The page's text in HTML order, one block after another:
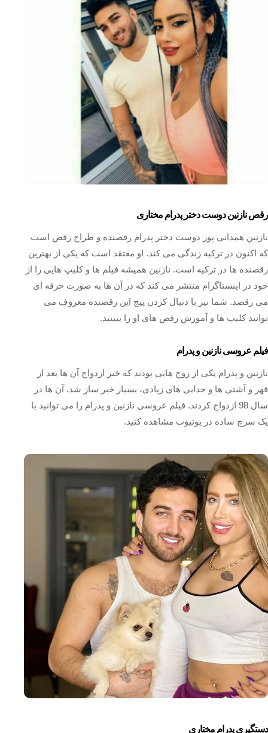
رقص نازنین دوست دختر پدرام مختاری
نازنین همدانی پور دوست دختر پدرام رقصنده و طراح رقص است
که اکنون در ترکیه زندگی می کند. او معتقد است که یکی از بهترین
رقصنده ها در ترکیه است. نازنین همیشه فیلم ها و کلیپ هایی را از
خود در اینستاگرام منتشر می کند که در آن ها به صورت حرفه ای
می رقصد. شما نیز با دنبال کردن پیج این رقصنده معروف می
توانید کلیپ ها و آموزش رقص های او را ببینید.
فیلم عروسی نازنین و پدرام
نازنین و پدرام یکی از زوج هایی بودند که خبر ازدواج آن ها بعد از
قهر و آشتی ها و جدایی های زیادی، بسیار خبر ساز شد. آن ها در
سال 98 ازدواج کردند. فیلم عروسی نازنین و پدرام را می توانید با
یک سرچ ساده در یوتیوب مشاهده کنید.
دستگیری پدرام مختاری